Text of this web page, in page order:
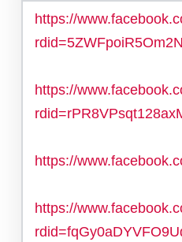
https://
https://
https://
https://